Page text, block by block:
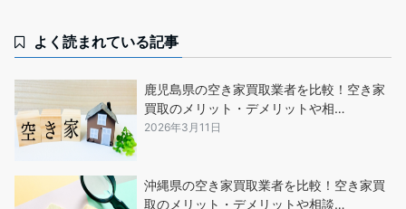
よく読まれている記事
鹿児島県の空き家買取業者を比較！空き家
買取のメリット・デメリットや相…
2026年3月11日
沖縄県の空き家買取業者を比較！空き家買
取のメリット・デメリットや相談…